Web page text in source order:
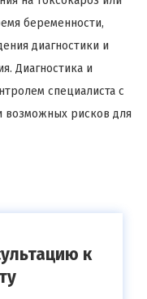
беременности,
диагностики и
Диагностика и
специалиста с
возможных рисков для
к